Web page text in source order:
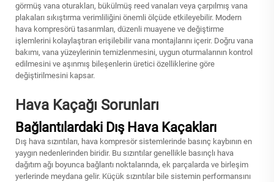
görmüş vana oturakları, bükülmüş reed vanaları veya çarpılmış vana
plakaları sıkıştırma verimliliğini önemli ölçüde etkileyebilir. Modern
hava kompresörü tasarımları, düzenli muayene ve değiştirme
işlemlerini kolaylaştıran erişilebilir vana montajlarını içerir. Doğru vana
bakımı, vana yüzeylerinin temizlenmesini, uygun oturmalarının kontrol
edilmesini ve aşınmış bileşenlerin üretici özelliklerine göre
değiştirilmesini kapsar.
Hava Kaçağı Sorunları
Bağlantılardaki Dış Hava Kaçakları
Dış hava sızıntıları, hava kompresör sistemlerinde basınç kaybının en
yaygın nedenlerinden biridir. Bu sızıntılar genellikle basınçlı hava
dağıtım ağı boyunca bağlantı noktalarında, ek parçalarda ve birleşim
yerlerinde meydana gelir. Küçük sızıntılar bile sistemin performansını